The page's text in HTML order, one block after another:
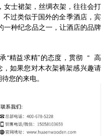
女士裙架，丝绸衣架，往往会打
不过类似于国外的全季酒店，宾
一种纪念品之一，让酒店的品牌
“精益求精”的态度，贯彻 “ 高
如果您对木衣架裤架感兴趣请
您的来电。